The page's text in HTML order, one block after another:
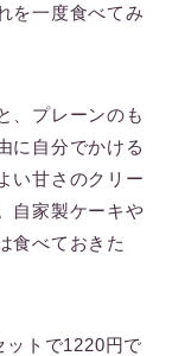
を一度食べてみ
、プレーンのも
に自分でかける
い甘さのクリー
自家製ケーキや
食べておきた
ットで1220円で